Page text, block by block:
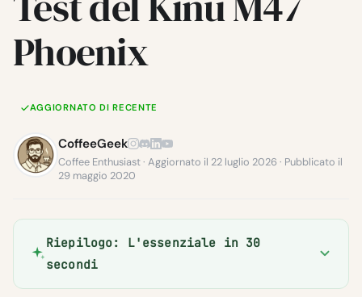
Phoenix
AGGIORNATO DI RECENTE
CoffeeGeek
Coffee Enthusiast · Aggiornato il 22 luglio 2026 · Pubblicato il
29 maggio 2020
Riepilogo: L'essenziale in 30
secondi